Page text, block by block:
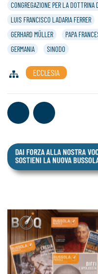
CONGREGAZIONE PER LA DOTTRINA
LUIS FRANCISCO LADARIA FERRER
GERHARD MÜLLER
PAPA
GERMANIA
SINODO
ECCLESIA